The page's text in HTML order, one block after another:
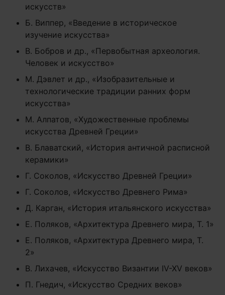
искусств»
Б. Виппер, «Введение в историческое
изучение искусства»
В. Бобров и др., «Первобытная археология.
Человек и искусство»
М. Дэвлет и др., «Изобразительные и
технологические традиции ранних форм
искусства»
М. Алпатов, «Художественные проблемы
искусства Древней Греции»
В. Блаватский, «История античной расписной
керамики»
Г. Соколов, «Искусство Древней Греции»
Г. Соколов, «Искусство Древнего Рима»
Д. Карган, «История итальянского искусства»
Е. Поляков, «Архитектура Древнего мира, Т. 1»
Е. Поляков, «Архитектура Древнего мира, Т.
2»
В. Лихачев, «Искусство Византии IV-XV веков»
П. Гнедич, «Искусство Средних веков»